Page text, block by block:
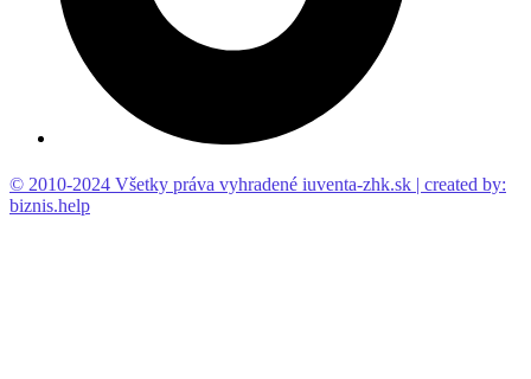
© 2010-2024 Všetky práva vyhradené iuventa-zhk.sk | created by:
biznis.help